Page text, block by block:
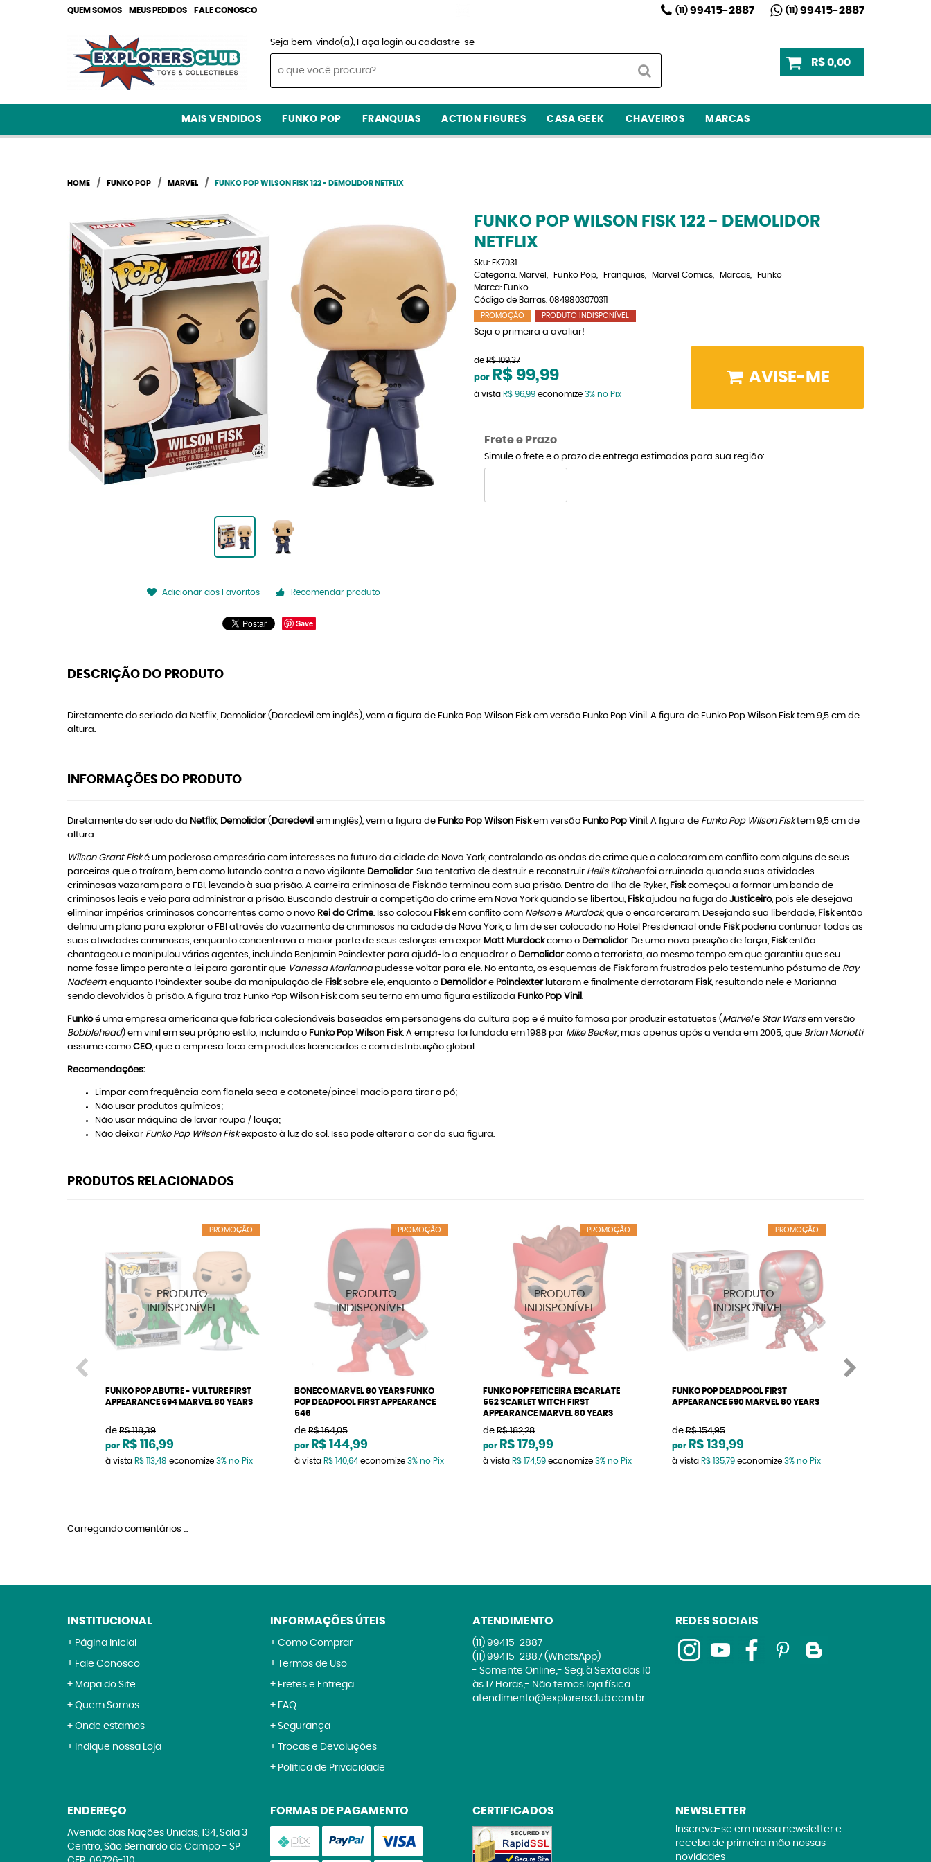
QUEM SOMOS MEUS PEDIDOS FALE CONOSCO (11)99415-2887 (11)99415-2887
Seja bem-vindo(a), Faça login ou cadastre-se
R$ 0,00
MAIS VENDIDOS FUNKO POP FRANQUIAS ACTION FIGURES CASA GEEK CHAVEIROS MARCAS
HOME FUNKO POP MARVEL FUNKO POP WILSON FISK 122 - DEMOLIDOR NETFLIX
Adicionar aos Favoritos Recomendar produto
Save
FUNKO POP WILSON FISK 122 - DEMOLIDOR
NETFLIX
Sku: FK7031
Categoria: Marvel Funko Pop Franquias Marvel Comics Marcas
Funko
Marca: Funko
Código de Barras: 0849803070311
PROMOÇÃO PRODUTO INDISPONÍVEL
Seja o primeira a avaliar!
de R$ 109,37
por R$ 99,99
à vista R$ 96,99economize 3% no Pix
AVISE-ME
Frete e Prazo
Simule o frete e o prazo de entrega estimados para sua região:
DESCRIÇÃO DO PRODUTO
Diretamente do seriado da Netflix, Demolidor (Daredevil em inglês), vem a figura de Funko Pop Wilson Fisk em versão Funko Pop Vinil. A figura de Funko Pop Wilson Fisk tem 9,5 cm de
altura.
INFORMAÇÕES DO PRODUTO
Diretamente do seriado da Netflix, Demolidor( Daredevil em inglês), vem a figura de Funko Pop Wilson Fiskem versão Funko Pop Vinil . A figura de Funko Pop Wilson Fisktem 9,5 cm de
altura.
Wilson Grant Fiské um poderoso empresário com interesses no futuro da cidade de Nova York, controlando as ondas de crime que o colocaram em conflito com alguns de seus
parceiros que o traíram, bem como lutando contra o novo vigilante Demolidor. Sua tentativa de destruir e reconstruir Hell's Kitchenfoi arruinada quando suas atividades
criminosas vazaram para o FBI, levando à sua prisão. A carreira criminosa de Fisknão terminou com sua prisão. Dentro da Ilha de Ryker, Fiskcomeçou a formar um bando de
criminosos leais e veio para administrar a prisão. Buscando destruir a competição do crime em Nova York quando se libertou, Fiskajudou na fuga do Justiceiro, pois ele desejava
eliminar impérios criminosos concorrentes como o novo Rei do Crime. Isso colocou Fiskem conflito com Nelsone Murdock, que o encarceraram. Desejando sua liberdade, Fiskentão
definiu um plano para explorar o FBI através do vazamento de criminosos na cidade de Nova York, a fim de ser colocado no Hotel Presidencial onde Fiskpoderia continuar todas as
suas atividades criminosas, enquanto concentrava a maior parte de seus esforços em expor Matt Murdockcomo o Demolidor. De uma nova posição de força, Fiskentão
chantageou e manipulou vários agentes, incluindo Benjamin Poindexter para ajudá-lo a enquadrar o Demolidorcomo o terrorista, ao mesmo tempo em que garantiu que seu
nome fosse limpo perante a lei para garantir que Vanessa Mariannapudesse voltar para ele. No entanto, os esquemas de Fiskforam frustrados pelo testemunho póstumo de Ray
Nadeem, enquanto Poindexter soube da manipulação de Fisksobre ele, enquanto o Demolidore Poindexterlutaram e finalmente derrotaram Fisk, resultando nele e Marianna
sendo devolvidos à prisão. A figura traz Funko Pop Wilson Fisk com seu terno em uma figura estilizada Funko Pop Vinil .
Funkoé uma empresa americana que fabrica colecionáveis baseados em personagens da cultura pop e é muito famosa por produzir estatuetas ( Marvele Star Warsem versão
Bobblehead) em vinil em seu próprio estilo, incluindo o Funko Pop Wilson Fisk. A empresa foi fundada em 1988 por Mike Becker, mas apenas após a venda em 2005, que Brian Mariotti
assume como CEO, que a empresa foca em produtos licenciados e com distribuição global.
Recomendações:
Limpar com frequência com flanela seca e cotonete/pincel macio para tirar o pó;
Não usar produtos químicos;
Não usar máquina de lavar roupa / louça;
Não deixar Funko Pop Wilson Fiskexposto à luz do sol. Isso pode alterar a cor da sua figura.
PRODUTOS RELACIONADOS
PROMOÇÃO
FUNKO POP ABUTRE - VULTURE FIRST
APPEARANCE 594 MARVEL 80 YEARS
de R$ 118,39
por R$ 116,99
à vista R$ 113,48 economize 3% no Pix
PROMOÇÃO
BONECO MARVEL 80 YEARS FUNKO
POP DEADPOOL FIRST APPEARANCE
546
de R$ 164,05
por R$ 144,99
à vista R$ 140,64economize 3% no Pix
PROMOÇÃO
FUNKO POP FEITICEIRA ESCARLATE
552 SCARLET WITCH FIRST
APPEARANCE MARVEL 80 YEARS
de R$ 182,28
por R$ 179,99
à vista R$ 174,59 economize 3% no Pix
PROMOÇÃO
FUNKO POP DEADPOOL FIRST
APPEARANCE 590 MARVEL 80 YEARS
de R$ 154,95
por R$ 139,99
à vista R$ 135,79economize 3% no Pix
Carregando comentários ...
INSTITUCIONAL
Página Inicial
Fale Conosco
Mapa do Site
Quem Somos
Onde estamos
Indique nossa Loja
INFORMAÇÕES ÚTEIS
Como Comprar
Termos de Uso
Fretes e Entrega
FAQ
Segurança
Trocas e Devoluções
Política de Privacidade
ATENDIMENTO
(11) 99415-2887
(11) 99415-2887 (WhatsApp)
- Somente Online;- Seg. à Sexta das 10
às 17 Horas;- Não temos loja física
atendimento@explorersclub.com.br
REDES SOCIAIS
ENDEREÇO
Avenida das Nações Unidas, 134, Sala 3-
Centro, São Bernardo do Campo- SP
FORMAS DE PAGAMENTO CERTIFICADOS NEWSLETTER
Inscreva-se em nossa newsletter e
receba de primeira mão nossas
novidades